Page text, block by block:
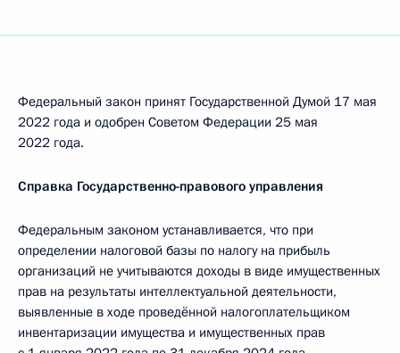
Федеральный закон принят Государственной Думой 17 мая
2022 года и одобрен Советом Федерации 25 мая
2022 года.
Справка Государственно-правового управления
Федеральным законом устанавливается, что при
определении налоговой базы по налогу на прибыль
организаций не учитываются доходы в виде имущественных
прав на результаты интеллектуальной деятельности,
выявленные в ходе проведённой налогоплательщиком
инвентаризации имущества и имущественных прав